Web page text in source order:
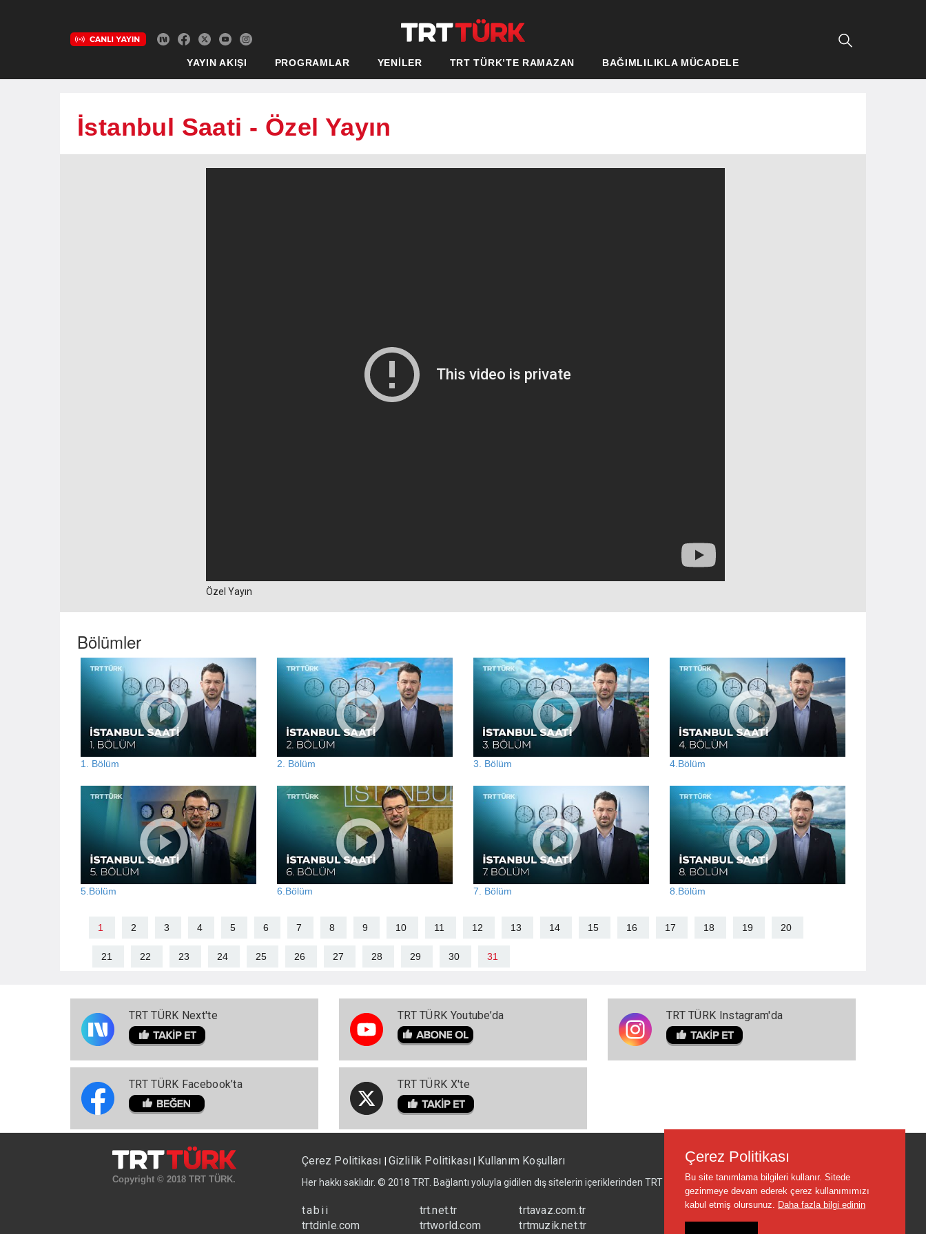
YAYIN AKIŞI PROGRAMLAR YENİLER TRT TÜRK’TE RAMAZAN BAĞIMLILIKLA MÜCADELE
İstanbul Saati - Özel Yayın
Özel Yayın
Bölümler
1. Bölüm 2. Bölüm 3. Bölüm 4.Bölüm
5.Bölüm 6.Bölüm 7. Bölüm 8.Bölüm
1 2 3 4 5 6 7 8 9 10 11 12 13 14 15 16 17 18 19 20
21 22 23 24 25 26 27 28 29 30 31
TRT TÜRK Next'te
TRT TÜRK Facebook’ta
TRT TÜRK Youtube’da
TRT TÜRK X'te
TRT TÜRK Instagram'da
Copyright © 2018 TRT TÜRK.
Çerez Politikası Gizlilik Politikası Kullanım Koşulları
Her hakkı saklıdır. © 2018 TRT. Bağlantı yoluyla gidilen dış sitelerin içeriklerinden TRT sorumlu değildir.
tabii
trtdinle.com
trt.net.tr
trtworld.com
trtavaz.com.tr
trtmuzik.net.tr
Çerez Politikası
Bu site tanımlama bilgileri kullanır. Sitede
gezinmeye devam ederek çerez kullanımımızı
kabul etmiş olursunuz. Daha fazla bilgi edinin